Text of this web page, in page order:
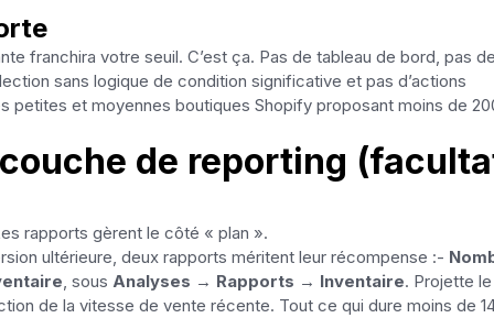
franchira votre seuil. C’est ça. Pas de tableau de bord, pas
sans logique de condition significative et pas d’actions
petites et moyennes boutiques Shopify proposant moins de
de reporting
rapports gèrent le côté « plan ».
ultérieure, deux rapports méritent leur récompense :-
, sous Analyses → Rapports → Inventaire. Projette le
de la vitesse de vente récente. Tout ce qui dure moins de